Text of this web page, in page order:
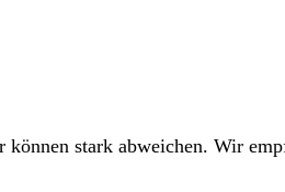
stark abweichen. Wir